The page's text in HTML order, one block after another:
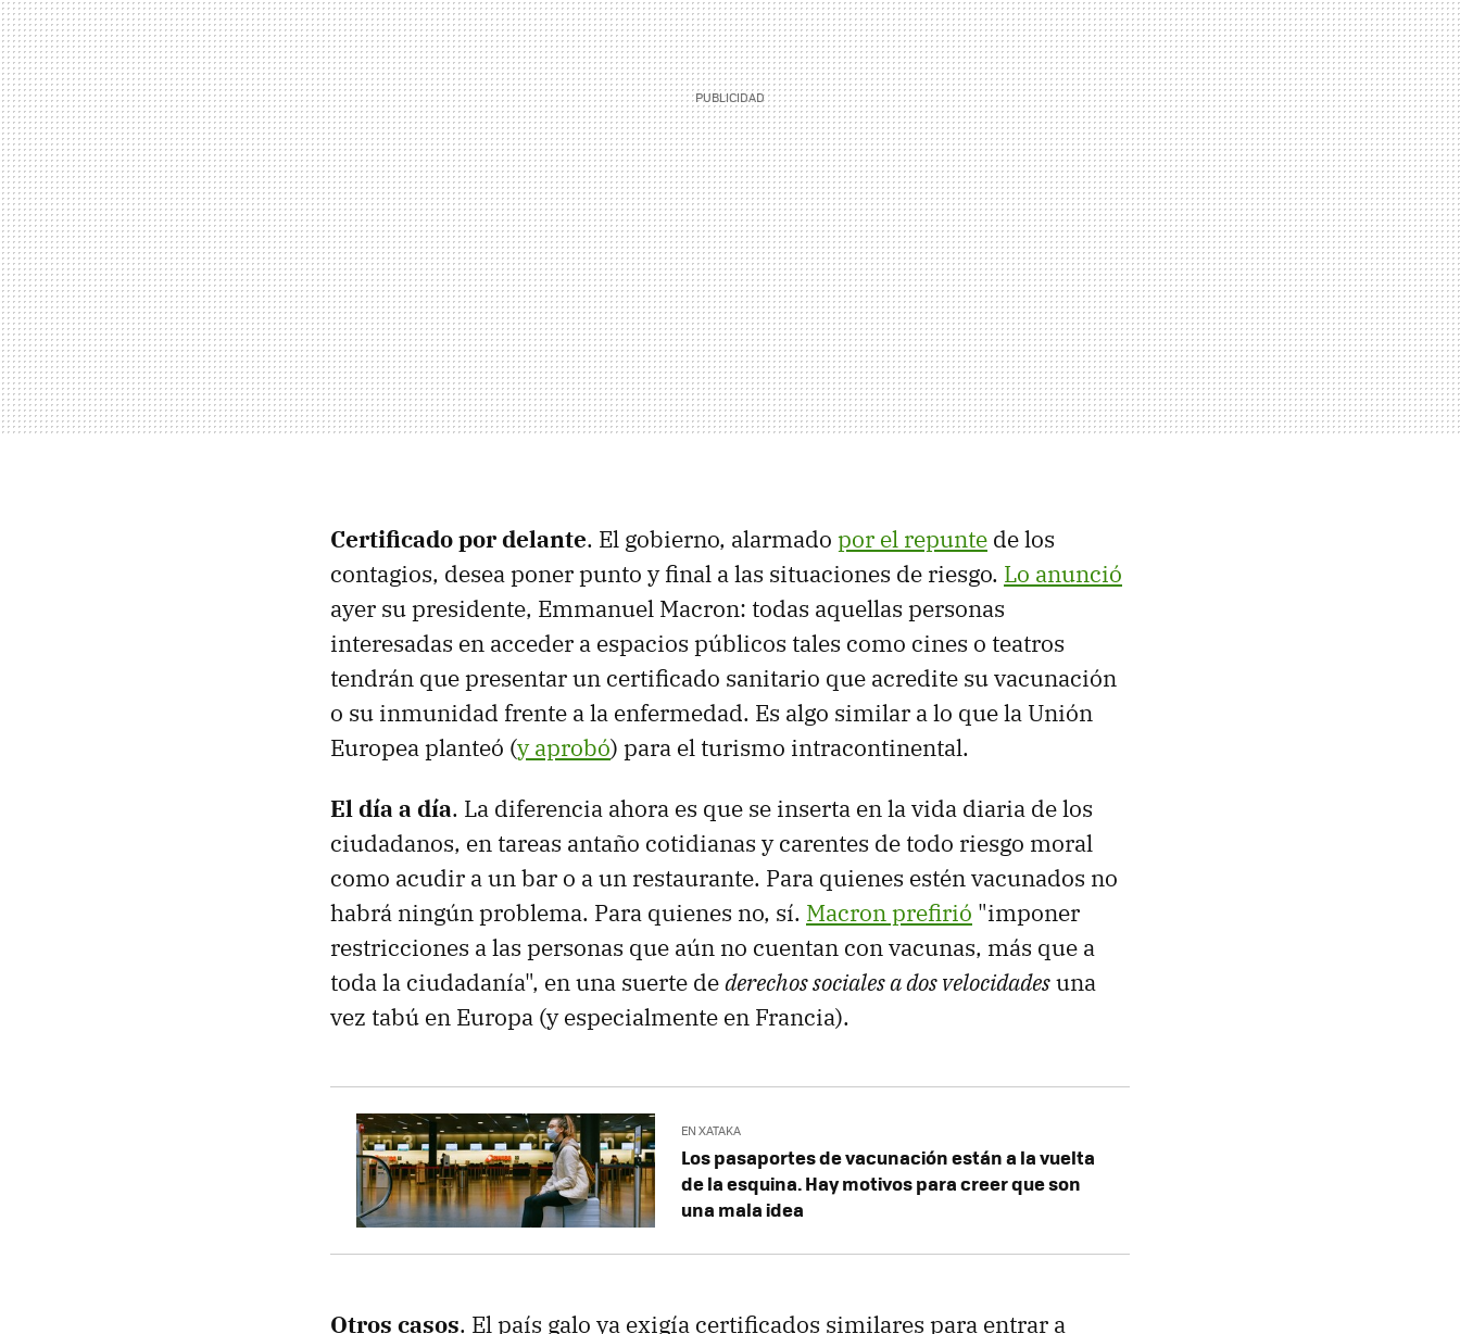
Certificado por delante. El gobierno, alarmado por el repunte de los
contagios, desea poner punto y final a las situaciones de riesgo. Lo anunció
ayer su presidente, Emmanuel Macron: todas aquellas personas
interesadas en acceder a espacios públicos tales como cines o teatros
tendrán que presentar un certificado sanitario que acredite su vacunación
o su inmunidad frente a la enfermedad. Es algo similar a lo que la Unión
Europea planteó (y aprobó) para el turismo intracontinental.
El día a día. La diferencia ahora es que se inserta en la vida diaria de los
ciudadanos, en tareas antaño cotidianas y carentes de todo riesgo moral
como acudir a un bar o a un restaurante. Para quienes estén vacunados no
habrá ningún problema. Para quienes no, sí. Macron prefirió "imponer
restricciones a las personas que aún no cuentan con vacunas, más que a
toda la ciudadanía", en una suerte dederechos sociales a dos velocidadesuna
vez tabú en Europa (y especialmente en Francia).
EN XATAKA
Los pasaportes de vacunación están a la vuelta
de la esquina. Hay motivos para creer que son
una mala idea
Otros casos. El país galo ya exigía certificados similares para entrar a